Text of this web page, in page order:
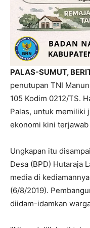
PALAS-SUMUT,
penutupan TNI
105 Kodim 0212/TS.
Palas, untuk memiliki
ekonomi kini terjawab
Ungkapan itu
Desa (BPD) Hutaraja
media di
(6/8/2019).
diidam-idamkan